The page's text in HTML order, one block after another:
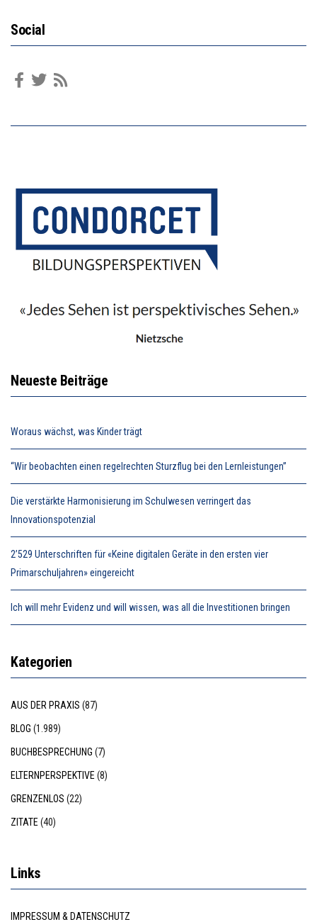
Social
Neueste Beiträge
Woraus wächst, was Kinder trägt
“Wir beobachten einen regelrechten Sturzflug bei den Lernleistungen”
Die verstärkte Harmonisierung im Schulwesen verringert das
Innovationspotenzial
2’529 Unterschriften für «Keine digitalen Geräte in den ersten vier
Primarschuljahren» eingereicht
Ich will mehr Evidenz und will wissen, was all die Investitionen bringen
Kategorien
AUS DER PRAXIS (87)
BLOG (1.989)
BUCHBESPRECHUNG (7)
ELTERNPERSPEKTIVE (8)
GRENZENLOS (22)
ZITATE (40)
Links
IMPRESSUM & DATENSCHUTZ